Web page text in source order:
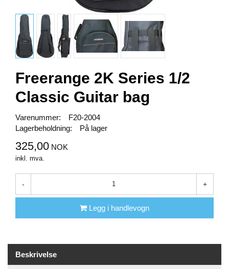
Freerange 2K Series 1/2
Classic Guitar bag
Varenummer:
F20-2004
Lagerbeholdning:
På lager
325,00 NOK
inkl. mva.
- +
Legg i handlevogn
Beskrivelse